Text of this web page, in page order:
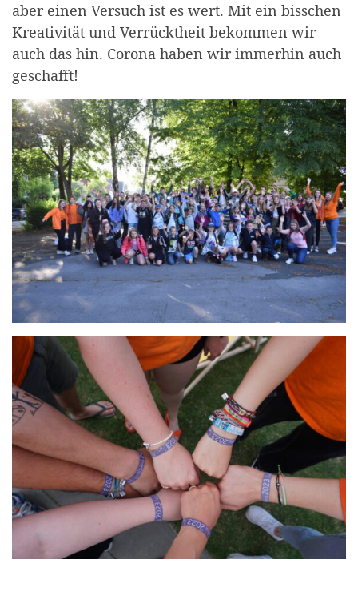
aber einen Versuch ist es wert. Mit ein bisschen
Kreativität und Verrücktheit bekommen wir
auch das hin. Corona haben wir immerhin auch
geschafft!